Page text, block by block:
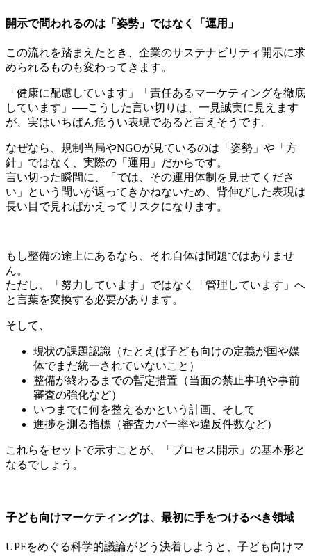
開示で問われるのは「姿勢」ではなく「運用」
この流れを踏まえたとき、企業のサステナビリティ開示に求
められるものも変わってきます。
「健康に配慮しています」「責任あるマーケティングを徹底
しています」──こうした言い切りは、一見誠実に見えます
が、実はいちばん危うい表現であると言えそうです。
なぜなら、規制当局やNGOが見ているのは「姿勢」や「方
針」ではなく、実際の「運用」だからです。
言い切った瞬間に、「では、その運用体制を見せてくださ
い」という問いが返ってきかねないため、背伸びした表現は
長い目で見ればかえってリスクになります。
もし整備の途上にあるなら、それ自体は問題ではありませ
ん。
ただし、「努力しています」ではなく「管理しています」へ
と言葉を変換する必要があります。
そして、
現状の課題認識（たとえば子ども向けの定義が国や媒
体でまだ統一されていないこと）
整備が終わるまでの暫定措置（当面の禁止事項や事前
審査の強化など）
いつまでに何を整えるかという計画、そして
進捗を測る指標（審査カバー率や違反件数など）
これらをセットで示すことが、「プロセス開示」の基本形と
なるでしょう。
子ども向けマーケティングは、最初に手をつけるべき領域
UPFをめぐる科学的議論がどう決着しようと、子ども向けマ